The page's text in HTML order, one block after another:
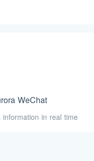
WeChat
in real time